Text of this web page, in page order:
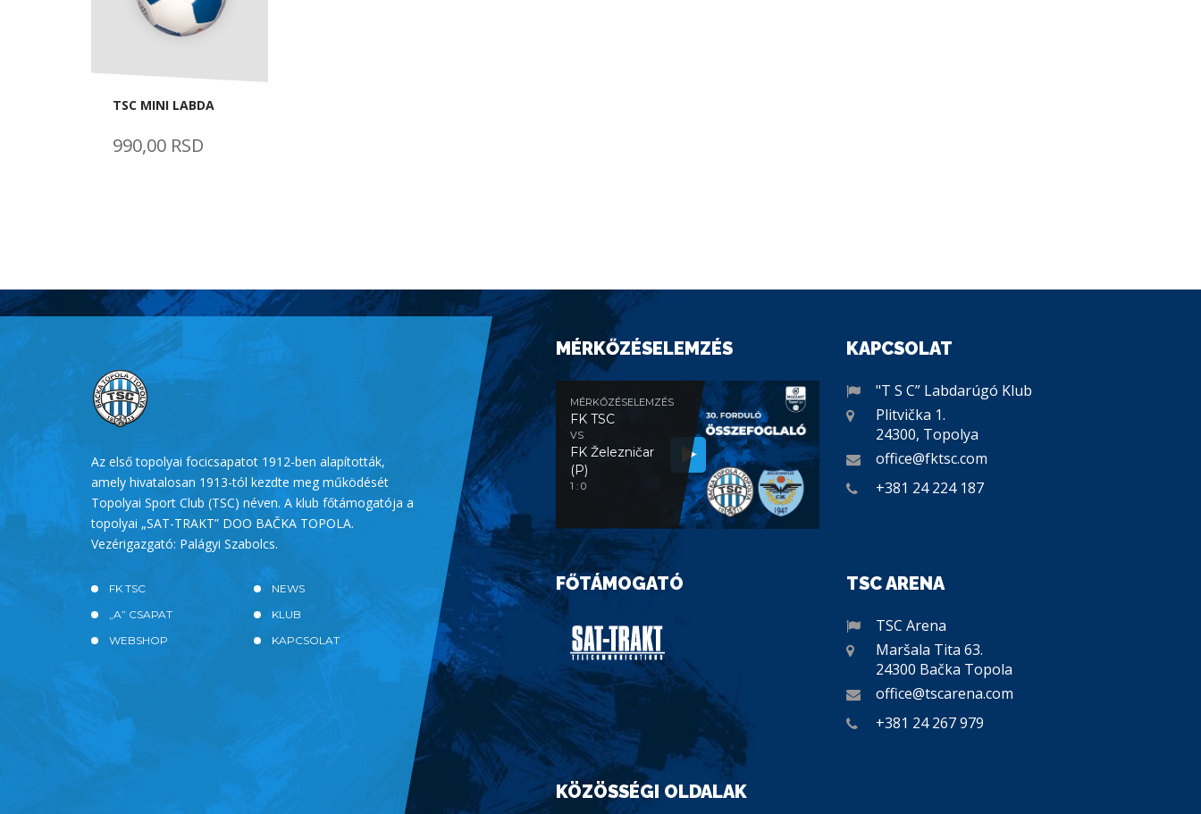
TSC MINI LABDA
990,00 RSD
Az első topolyai focicsapatot 1912-ben alapították,
amely hivatalosan 1913-tól kezdte meg működését
Topolyai Sport Club (TSC) néven. A klub főtámogatója a
topolyai „SAT-TRAKT” DOO BAČKA TOPOLA.
Vezérigazgató: Palágyi Szabolcs.
FK TSC
NEWS
„A” CSAPAT
KLUB
WEBSHOP
KAPCSOLAT
MÉRKŐZÉSELEMZÉS
MÉRKŐZÉSELEMZÉS
FK TSC
VS
FK Železničar
(P)
1 : 0
KAPCSOLAT
"T S C” Labdarúgó Klub
Plitvička 1.
24300, Topolya
office@fktsc.com
+381 24 224 187
FŐTÁMOGATÓ TSC ARENA
TSC Arena
Maršala Tita 63.
24300 Bačka Topola
office@tscarena.com
+381 24 267 979
KÖZÖSSÉGI OLDALAK